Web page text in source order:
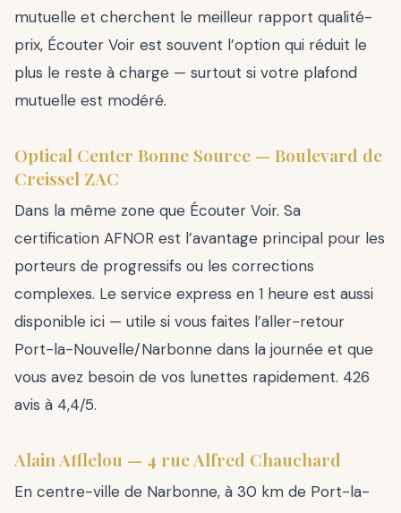
mutuelle et cherchent le meilleur rapport qualité-
prix, Écouter Voir est souvent l’option qui réduit le
plus le reste à charge — surtout si votre plafond
mutuelle est modéré.
Optical Center Bonne Source — Boulevard de
Creissel ZAC
Dans la même zone que Écouter Voir. Sa
certification AFNOR est l’avantage principal pour les
porteurs de progressifs ou les corrections
complexes. Le service express en 1 heure est aussi
disponible ici — utile si vous faites l’aller-retour
Port-la-Nouvelle/Narbonne dans la journée et que
vous avez besoin de vos lunettes rapidement. 426
avis à 4,4/5.
Alain Afflelou — 4 rue Alfred Chauchard
En centre-ville de Narbonne, à 30 km de Port-la-